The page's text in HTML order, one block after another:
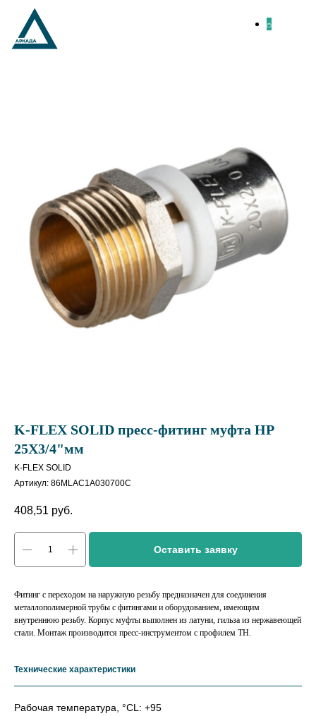
K-FLEX SOLID пресс-фитинг муфта HP
25X3/4"мм
K-FLEX SOLID
Артикул: 86MLAC1A030700C
408,51 руб.
Оставить заявку
Фитинг с переходом на наружную резьбу предназначен для соединения
металлополимерной трубы с фитингами и оборудованием, имеющим
внутреннюю резьбу. Корпус муфты выполнен из латуни, гильза из нержавеющей
стали. Монтаж производится пресс-инструментом с профилем ТН.
Технические характеристики
Рабочая температура, °СL: +95